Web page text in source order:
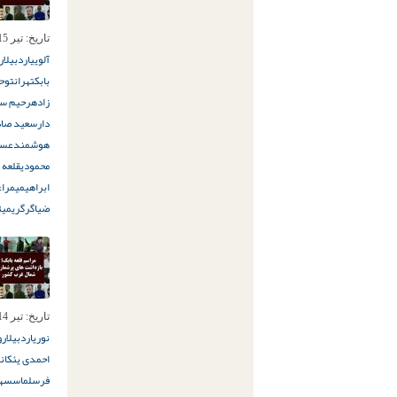
تاریخ: تیر 15ام, 1397
آلوییاردبیل
بابکتهران
زادهرحیم
دارسعید
هوشمند
محمودی
ابراهیمی
ضیاگرگری
تاریخ: تیر 14ام, 1397
نوریاردبیل
احمدی
فرسلماس